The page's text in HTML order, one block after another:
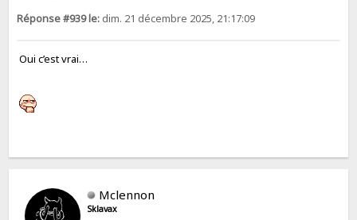
Réponse #939 le: dim. 21 décembre 2025, 21:17:09
Oui c’est vrai…
Mclennon
Sklavax